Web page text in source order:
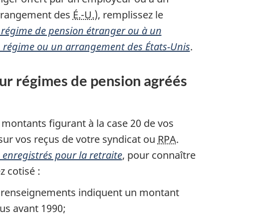
des É.-U.), remplissez le
de pension étranger ou à un
ou un arrangement des États-Unis.
régimes de pension agréés
figurant à la case 20 de vos
vos reçus de votre syndicat ou RPA.
enregistrés pour la retraite, pour connaître
cotisé:
indiquent un montant
avant 1990;